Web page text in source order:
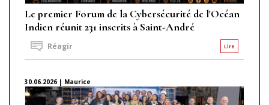
Le premier Forum de la Cybersécurité de l'Océan
Indien réunit 231 inscrits à Saint-André
Lire
Réagir
30.06.2026 | Maurice